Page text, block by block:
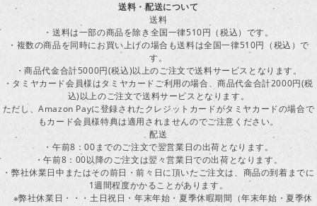
送料・配送について
送料
・送料は一部の商品を除き全国一律510円（税込）です。
・複数の商品を同時にお買い上げの場合も送料は全国一律510円（税込）で
す。
・商品代金合計5000円(税込)以上のご注文で送料サービスとなります。
・タミヤカード会員様はタミヤカードご利用の場合、商品代金合計2000円(税
込)以上のご注文で送料サービスとなります。
ただし、Amazon Payに登録されたクレジットカードがタミヤカードの場合で
もカード会員様特典は適用されませんのでご注意ください。
配送
・午前8：00までのご注文で翌営業日の出荷となります。
・午前8：00以降のご注文は翌々営業日での出荷となります。
・弊社休業日中またはその前日・前々日に頂いたご注文は、商品の到着までに
1週間程度かかることがあります。
※弊社休業日・・・土日祝日・年末年始・夏季休暇期間（年末年始・夏季休